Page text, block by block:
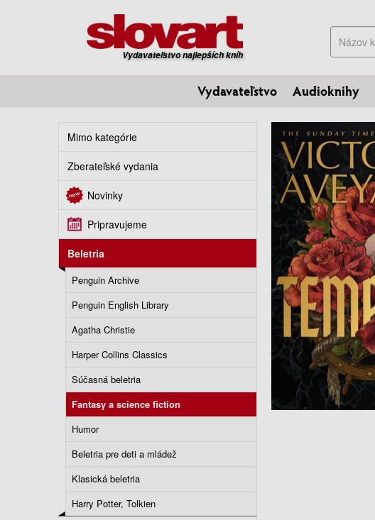
Vydavateľstvo najlepších kníh
Hľadať
Vydavateľstvo Audioknihy
Mimo kategórie
Zberateľské vydania
Novinky
Pripravujeme
Beletria
Penguin Archive
Penguin English Library
Agatha Christie
Harper Collins Classics
Súčasná beletria
Fantasy a science fiction
Humor
Beletria pre deti a mládež
Klasická beletria
Harry Potter, Tolkien